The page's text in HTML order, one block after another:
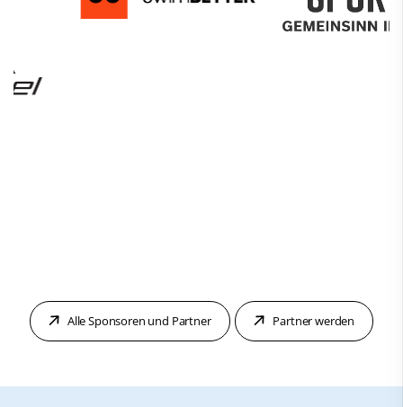
Alle Sponsoren und Partner Partner werden